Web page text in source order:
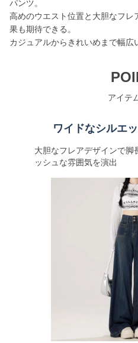
パンツ。
高めのウエスト位置と大胆なフレ
果も期待できる。
カジュアルからきれいめまで幅広
アイテ
ワイドなシルエ
大胆なフレアデザインで脚
ッシュな雰囲気を演出